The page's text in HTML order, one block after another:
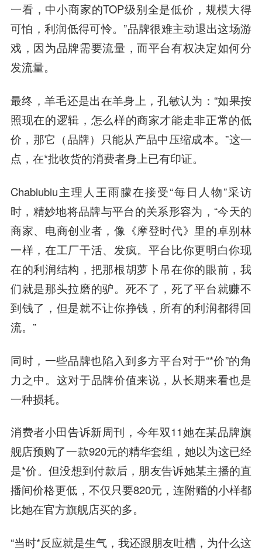
一看，中小商家的TOP级别全是低价，规模大得
可怕，利润低得可怜。”品牌很难主动退出这场游
戏，因为品牌需要流量，而平台有权决定如何分
发流量。
最终，羊毛还是出在羊身上，孔敏认为：“如果按
照现在的逻辑，怎么样的商家才能走非正常的低
价，那它（品牌）只能从产品中压缩成本。”这一
点，在*批收货的消费者身上已有印证。
Chabiubiu主理人王雨朦在接受“每日人物”采访
时，精妙地将品牌与平台的关系形容为，“今天的
商家、电商创业者，像《摩登时代》里的卓别林
一样，在工厂干活、发疯。平台比你更明白你现
在的利润结构，把那根胡萝卜吊在你的眼前，我
们就是那头拉磨的驴。死不了，死了平台就赚不
到钱了，但是就不让你挣钱，所有的利润都得回
流。”
同时，一些品牌也陷入到多方平台对于“*价”的角
力之中。这对于品牌价值来说，从长期来看也是
一种损耗。
消费者小田告诉新周刊，今年双11她在某品牌旗
舰店预购了一款920元的精华套组，她以为这已经
是*价。但没想到付款后，朋友告诉她某主播的直
播间价格更低，不仅只要820元，连附赠的小样都
比她在官方旗舰店买的多。
“当时*反应就是生气，我还跟朋友吐槽，为什么这